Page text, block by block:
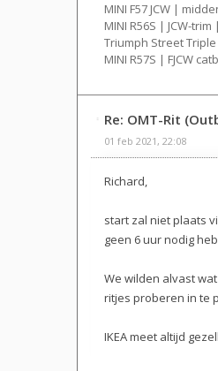
MINI F57 JCW |
MINI R56S | JCW-
Triumph Street
MINI R57S | FJCW
Re: OMT-Rit
01 feb 2021, 22:08
Richard,
start zal niet plaats
geen 6 uur nodig
We wilden alvast
ritjes proberen in te
IKEA meet altijd